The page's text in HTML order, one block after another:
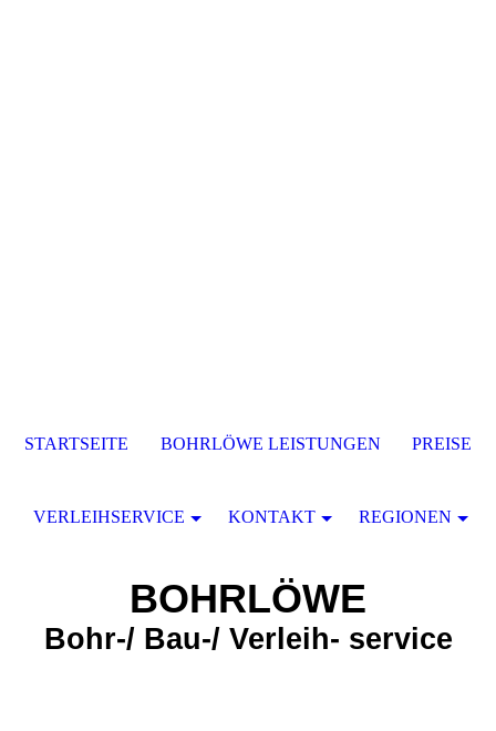
BOHRLÖWE
Bohr-/ Bau-/ Verleih- service
STARTSEITE BOHRLÖWE LEISTUNGEN PREISE
VERLEIHSERVICE KONTAKT REGIONEN